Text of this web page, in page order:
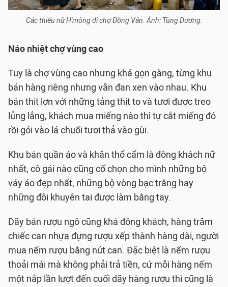
Các thiếu nữ H'mông đi chợ Đồng Văn. Ảnh: Tùng Dương.
Náo nhiệt chợ vùng cao
Tuy là chợ vùng cao nhưng khá gọn gàng, từng khu
bán hàng riêng nhưng vẫn đan xen vào nhau. Khu
bán thịt lợn với những tảng thịt to và tươi được treo
lủng lẳng, khách mua miếng nào thì tự cắt miếng đó
rồi gói vào lá chuối tươi thả vào gùi.
Khu bán quần áo và khăn thổ cẩm là đông khách nữ
nhất, cô gái nào cũng cố chọn cho mình những bộ
váy áo đẹp nhất, những bộ vòng bạc trắng hay
những đôi khuyên tai được làm bằng tay.
Dãy bán rượu ngô cũng khá đông khách, hàng trăm
chiếc can nhựa đựng rượu xếp thành hàng dài, người
mua nếm rượu bằng nút can. Đặc biệt là nếm rượu
thoải mái mà không phải trả tiền, cứ mỗi hàng nếm
một nắp lần lượt đến cuối dãy hàng rượu thì cũng là